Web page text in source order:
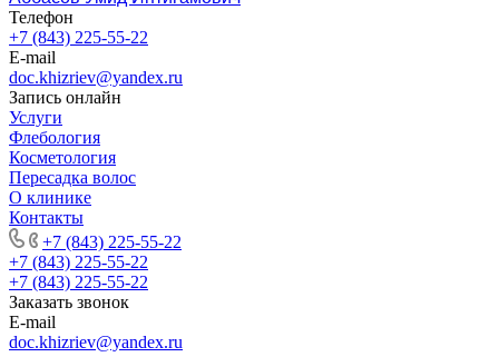
Телефон
+7 (843) 225-55-22
E-mail
doc.khizriev@yandex.ru
Запись онлайн
Услуги
Флебология
Косметология
Пересадка волос
О клинике
Контакты
+7 (843) 225-55-22
+7 (843) 225-55-22
+7 (843) 225-55-22
Заказать звонок
E-mail
doc.khizriev@yandex.ru